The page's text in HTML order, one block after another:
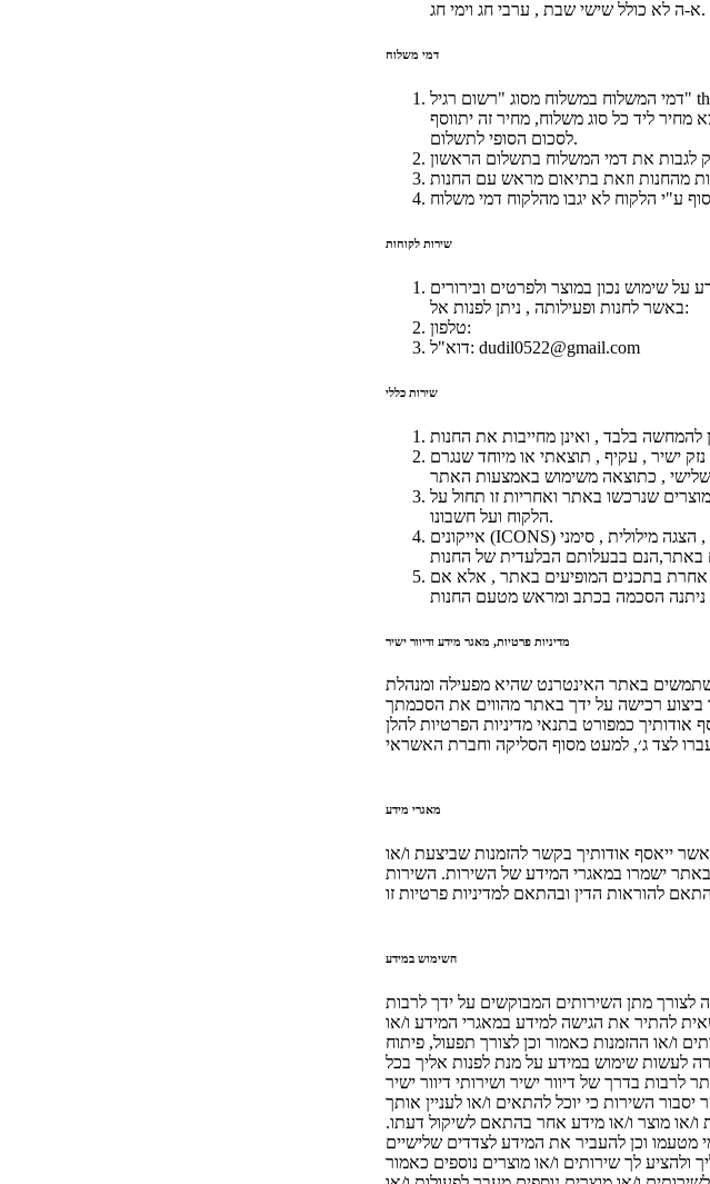
א-ה לא כולל שישי שבת , ערבי חג וימי חג.
דמי משלוח
דמי המשלוח במשלוח מסוג "רשום רגיל" thbo כלולים במחיר המוצר, אם ברצונו של הלקוח לשדרג את
ליד כל סוג משלוח, מחיר זה יתווסף
לסכום הסופי לתשלום.
שירות לקוחות
שימוש נכון במוצר ולפרטים ובירורים
באשר לחנות ופעילותה , ניתן לפנות אל:
טלפון:
דוא"ל: dudil0522@gmail.com
שירות כללי
ישיר , עקיף , תוצאתי או מיוחד שנגרם
שנרכשו באתר ואחריות זו תחול על
הלקוח ועל חשבונו.
אייקונים (ICONS) כל מידע ו/או תצוגה המופיעים באתר , לרבות גרפיקה , עיצוב , הצגה מילולית , סימני
בתכנים המופיעים באתר , אלא אם
מדיניות פרטיות, מאגר מידע ודיוור ישיר
באתר האינטרנט שהיא מפעילה ומנהלת
רכישה על ידך באתר מהווים את הסכמתך
מאגרי מידע
ייאסף אודותיך בקשר להזמנות שביצעת ו/או
ישמרו במאגרי המידע של השירות. השירות
השימוש במידע
מתן השירותים המבוקשים על ידך לרבות
להתיר את הגישה למידע במאגרי המידע ו/או
ו/או ההזמנות כאמור וכן לצורך תפעול, פיתוח
לעשות שימוש במידע על מנת לפנות אליך בכל
בדרך של דיוור ישיר ושירותי דיוור ישיר
השירות כי יוכל להתאים ו/או לעניין אותך
ו/או מוצר ו/או מידע אחר בהתאם לשיקול דעתו.
מטעמו וכן להעביר את המידע לצדדים שלישיים